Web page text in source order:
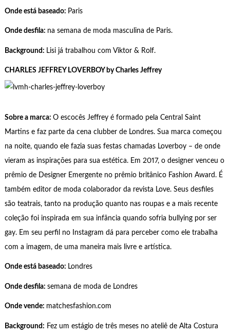
Onde está baseado: Paris
Onde desfila: na semana de moda masculina de Paris.
Background: Lisi já trabalhou com Viktor & Rolf.
CHARLES JEFFREY LOVERBOY by Charles Jeffrey
Sobre a marca: O escocês Jeffrey é formado pela Central Saint
Martins e faz parte da cena clubber de Londres. Sua marca começou
na noite, quando ele fazia suas festas chamadas Loverboy – de onde
vieram as inspirações para sua estética. Em 2017, o designer venceu o
prêmio de Designer Emergente no prêmio britânico Fashion Award. É
também editor de moda colaborador da revista Love. Seus desfiles
são teatrais, tanto na produção quanto nas roupas e a mais recente
coleção foi inspirada em sua infância quando sofria bullying por ser
gay. Em seu perfil no Instagram dá para perceber como ele trabalha
com a imagem, de uma maneira mais livre e artística.
Onde está baseado: Londres
Onde desfila: semana de moda de Londres
Onde vende: matchesfashion.com
Background: Fez um estágio de três meses no ateliê de Alta Costura